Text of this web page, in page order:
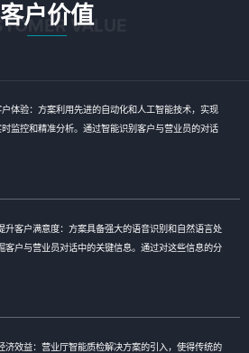
客户价值
VALUE
体验：方案利用先进的自动化和人工智能技术，实现
监控和精准分析。通过智能识别客户与营业员的对话
升客户满意度：方案具备强大的语音识别和自然语言处
客户与营业员对话中的关键信息。通过对这些信息的分
济效益：营业厅智能质检解决方案的引入，使得传统的